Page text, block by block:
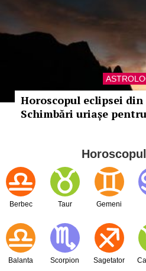
Horoscopul eclipsei din
Schimbări uriașe
Berbec Taur Gemeni
Balanta Scorpion Sagetator